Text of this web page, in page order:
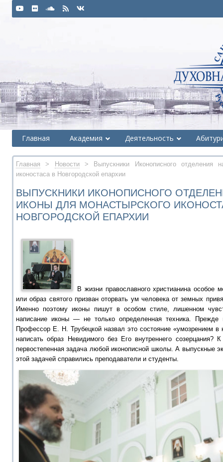
Главная Академия Деятельность
Главная > Новости> Выпускники Иконописного отделения
иконостаса в Новгородской епархии
ВЫПУСКНИКИ ИКОНОПИСНОГО
ИКОНЫ ДЛЯ МОНАСТЫРСКОГО
НОВГОРОДСКОЙ ЕПАРХИИ
В жизни православного христианина особое
или образ святого призван оторвать ум человека от земных
Именно поэтому иконы пишут в особом стиле, лишенном
написание иконы — не только определенная техника. Прежде
Профессор Е. Н. Трубецкой назвал это состояние «умозрением
написать образ Невидимого без Его внутреннего созерцания?
первостепенная задача любой иконописной школы. А выпускные
этой задачей справились преподаватели и студенты.